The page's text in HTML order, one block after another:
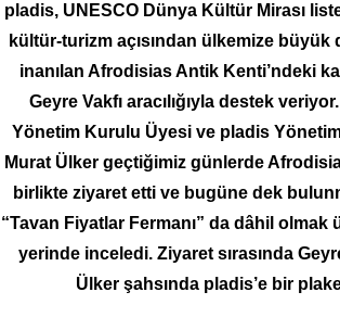
pladis, UNESCO Dünya Kültür Mirası
kültür-turizm açısından ülkemize büyük
inanılan Afrodisias Antik Kenti’ndeki
Geyre Vakfı aracılığıyla destek
Yönetim Kurulu Üyesi ve pladis
Murat Ülker geçtiğimiz günlerde
birlikte ziyaret etti ve bugüne dek
“Tavan Fiyatlar Fermanı” da dâhil olmak
yerinde inceledi. Ziyaret sırasında
Ülker şahsında pladis’e bir